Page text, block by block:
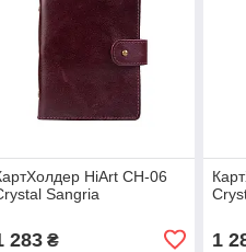
HiArt CH-06
Sangria
283₴ 1